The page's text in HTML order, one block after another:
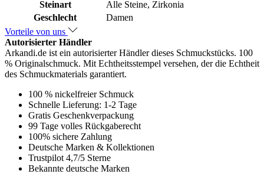
Steinart
Alle Steine, Zirkonia
Geschlecht
Damen
Vorteile von uns
Autorisierter Händler
Arkandi.de ist ein autorisierter Händler dieses Schmuckstücks. 100
% Originalschmuck. Mit Echtheitsstempel versehen, der die Echtheit
des Schmuckmaterials garantiert.
100 % nickelfreier Schmuck
Schnelle Lieferung: 1-2 Tage
Gratis Geschenkverpackung
99 Tage volles Rückgaberecht
100% sichere Zahlung
Deutsche Marken & Kollektionen
Trustpilot 4,7/5 Sterne
Bekannte deutsche Marken